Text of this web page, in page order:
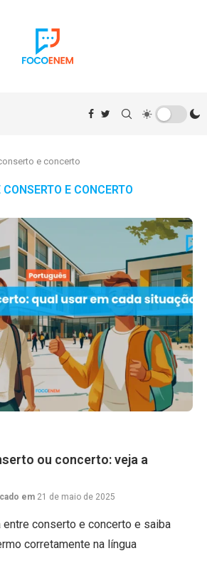
e concerto
E CONCERTO
ou concerto: veja a
em 21 de maio de 2025
entre conserto e concerto e saiba
corretamente na língua